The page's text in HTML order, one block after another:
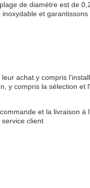
de diamètre est de
et
achat.y compris
y compris la sélection et
et la livraison à
client